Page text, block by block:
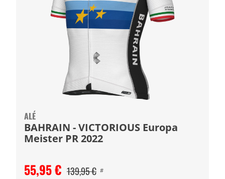
ALÉ
BAHRAIN - VICTORIOUS Europa
Meister PR 2022
55,95 € 139,95 € #